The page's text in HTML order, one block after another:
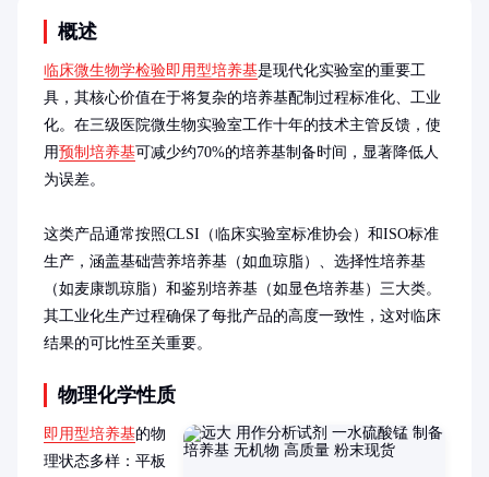
概述
临床微生物学检验即用型培养基是现代化实验室的重要工
具，其核心价值在于将复杂的培养基配制过程标准化、工业
化。在三级医院微生物实验室工作十年的技术主管反馈，使
用预制培养基可减少约70%的培养基制备时间，显著降低人
为误差。
这类产品通常按照CLSI（临床实验室标准协会）和ISO标准
生产，涵盖基础营养培养基（如血琼脂）、选择性培养基
（如麦康凯琼脂）和鉴别培养基（如显色培养基）三大类。
其工业化生产过程确保了每批产品的高度一致性，这对临床
结果的可比性至关重要。
物理化学性质
即用型培养基的物
理状态多样：平板